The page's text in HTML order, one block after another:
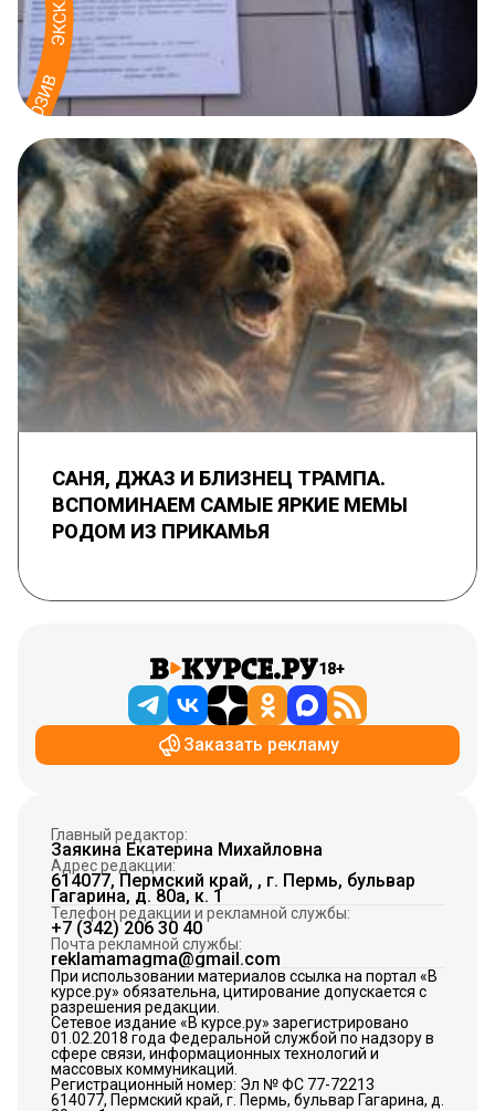
САНЯ, ДЖАЗ И БЛИЗНЕЦ ТРАМПА.
ВСПОМИНАЕМ САМЫЕ ЯРКИЕ МЕМЫ
РОДОМ ИЗ ПРИКАМЬЯ
18+
Заказать рекламу
Главный редактор:
Заякина Екатерина Михайловна
Адрес редакции:
614077, Пермский край, , г. Пермь, бульвар
Гагарина, д. 80а, к. 1
Телефон редакции и рекламной службы:
+7 (342) 206 30 40
Почта рекламной службы:
reklamamagma@gmail.com
При использовании материалов ссылка на портал «В
курсе.ру» обязательна, цитирование допускается с
разрешения редакции.
Сетевое издание «В курсе.ру» зарегистрировано
01.02.2018 года Федеральной службой по надзору в
сфере связи, информационных технологий и
массовых коммуникаций.
Регистрационный номер: Эл № ФС 77-72213
614077, Пермский край, г. Пермь, бульвар Гагарина, д.